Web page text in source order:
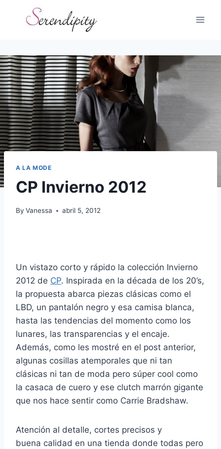
A LA MODE
CP Invierno 2012
By Vanessa abril 5, 2012
Un vistazo corto y rápido la colección Invierno
2012 de CP. Inspirada en la década de los 20’s,
la propuesta abarca piezas clásicas como el
LBD, un pantalón negro y esa camisa blanca,
hasta las tendencias del momento como los
lunares, las transparencias y el encaje.
Además, como les mostré en el post anterior,
algunas cosillas atemporales que ni tan
clásicas ni tan de moda pero súper cool como
la casaca de cuero y ese clutch marrón gigante
que nos hace sentir como Carrie Bradshaw.
Atención al detalle, cortes precisos y
buena calidad en una tienda donde todas pero